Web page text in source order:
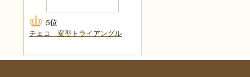
チェコ 変型トライアングル